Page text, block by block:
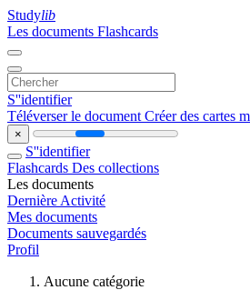
Studylib
Les documents Flashcards
S''identifier
Téléverser le document Créer des cartes
×
S''identifier
Flashcards Des collections
Les documents
Dernière Activité
Mes documents
Documents sauvegardés
Profil
Aucune catégorie